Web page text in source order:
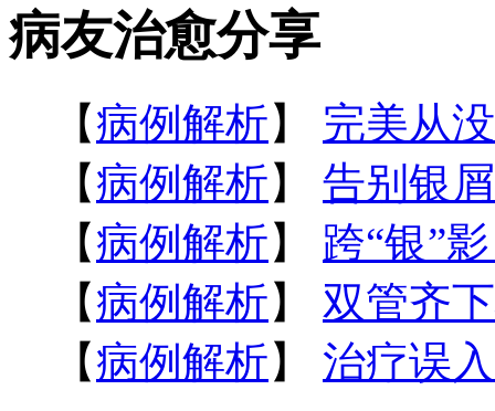
病友治愈分享
【病例解析】 完美从
【病例解析】 告别银
【病例解析】 跨“银”
【病例解析】 双管齐
【病例解析】 治疗误